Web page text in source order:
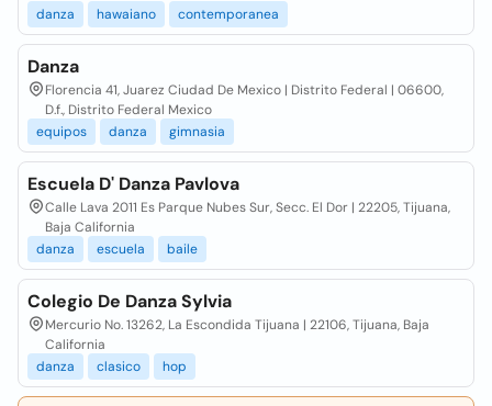
danza
hawaiano contemporanea
Danza
Florencia 41, Juarez Ciudad De Mexico | Distrito Federal | 06600,
D.f., Distrito Federal Mexico
equipos
danza gimnasia
Escuela D' Danza Pavlova
Calle Lava 2011 Es Parque Nubes Sur, Secc. El Dor | 22205, Tijuana,
Baja California
danza
escuela baile
Colegio De Danza Sylvia
Mercurio No. 13262, La Escondida Tijuana | 22106, Tijuana, Baja
California
danza
clasico hop